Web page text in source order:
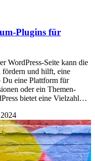
Plugins für
WordPress-Seite kann die
und hilft, eine
Du eine Plattform für
oder ein Themen-
bietet eine Vielzahl…